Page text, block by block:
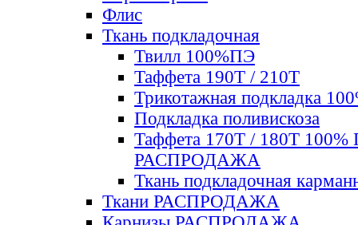
Флис
Ткань подкладочная
Твилл 100%ПЭ
Таффета 190Т / 210Т
Трикотажная подкладка
Подкладка поливискоза
Таффета 170Т / 180Т 100%
РАСПРОДАЖА
Ткань подкладочная
Ткани РАСПРОДАЖА